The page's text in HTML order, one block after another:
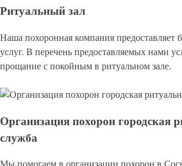
Ритуальный зал
Наша похоронная компания предоставляет
услуг. В перечень предоставляемых нами
прощание с покойным в ритуальном зале.
Организация похорон городская
служба